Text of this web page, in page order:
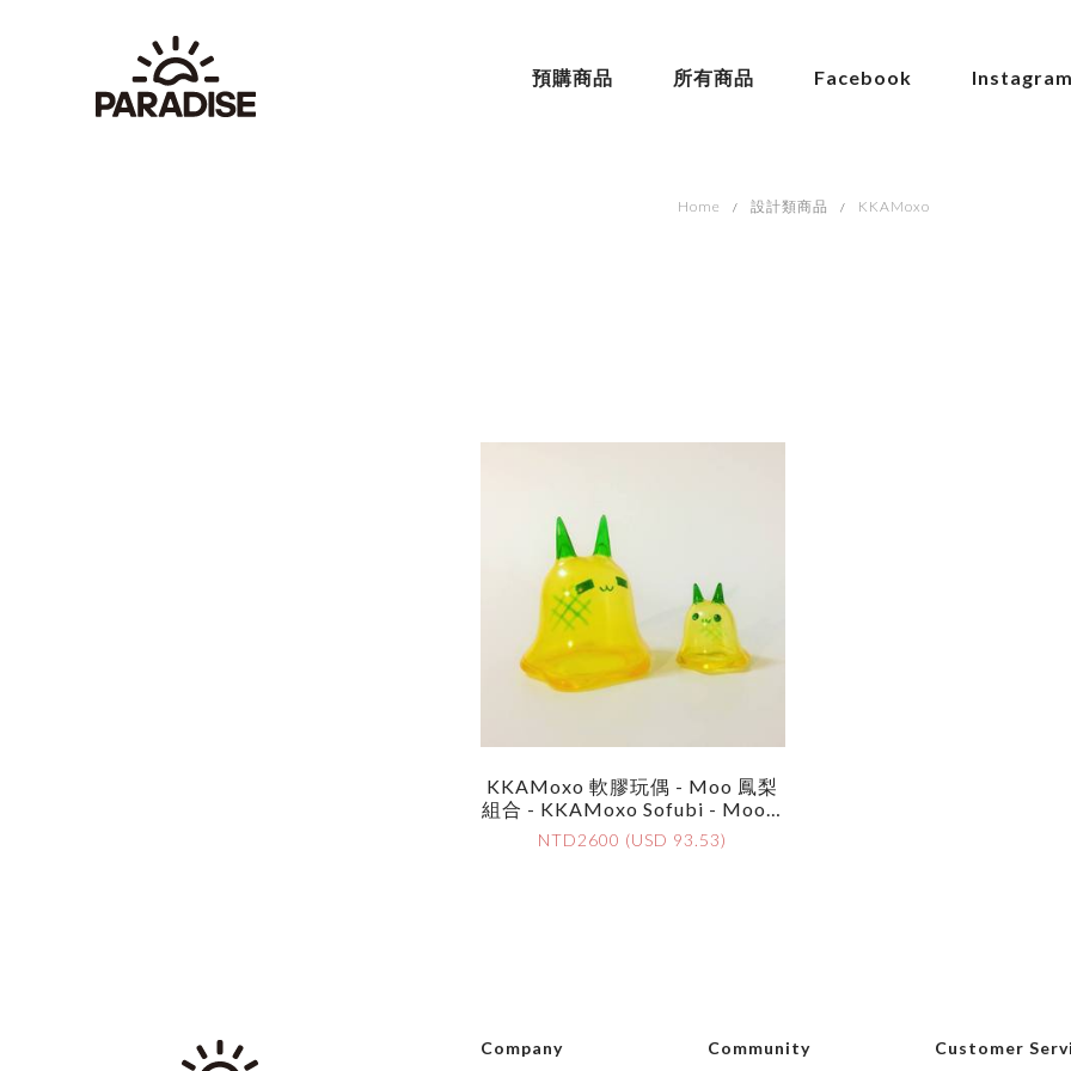
預購商品 所有商品 Facebook
Home 設計類商品 KKAMoxo
KKAMoxo 軟膠玩偶 - Moo 鳳梨
組合 - KKAMoxo Sofubi - Moo P
Ineapple Set
NTD2600 (USD 93.53)
Company Community Customer